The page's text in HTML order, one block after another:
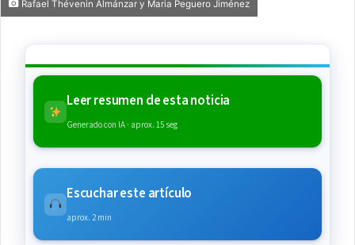
Rafael Thévenin Almánzar y Maria Peguero Jiménez
Leer resumen de esta noticia
Generado con IA · aprox. 15 seg
Escuchar este artículo
aprox. 2 min